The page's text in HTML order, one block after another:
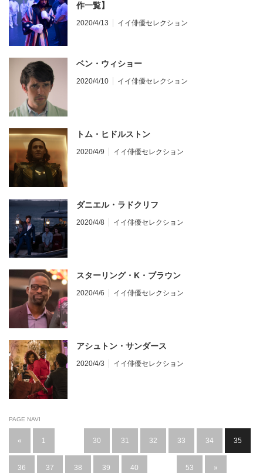
作一覧】
2020/4/13 イイ俳優セレクション
ベン・ウィショー
2020/4/10 イイ俳優セレクション
トム・ヒドルストン
2020/4/9 イイ俳優セレクション
ダニエル・ラドクリフ
2020/4/8 イイ俳優セレクション
スターリング・K・ブラウン
2020/4/6 イイ俳優セレクション
アシュトン・サンダース
2020/4/3 イイ俳優セレクション
PAGE NAVI
« 1 30 31 32 33 34 35
36 37 38 39 40 53 »